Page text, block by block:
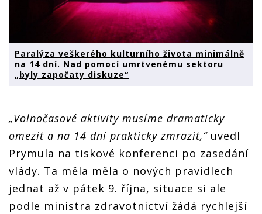
Paralýza veškerého kulturního života minimálně
na 14 dní. Nad pomocí umrtvenému sektoru
„byly započaty diskuze“
„Volnočasové aktivity musíme dramaticky
omezit a na 14 dní prakticky zmrazit,“ uvedl
Prymula na tiskové konferenci po zasedání
vlády. Ta měla měla o nových pravidlech
jednat až v pátek 9. října, situace si ale
podle ministra zdravotnictví žádá rychlejší